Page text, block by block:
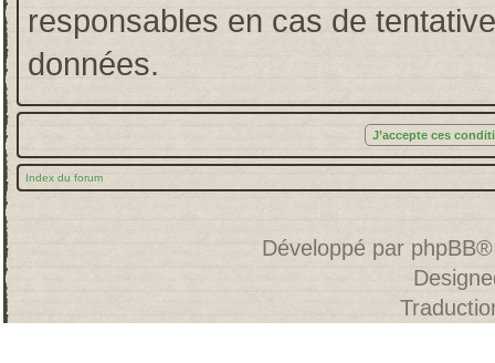
responsables en cas de
données.
Index du forum
Développé par phpBB®